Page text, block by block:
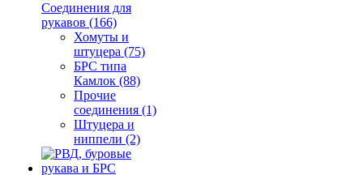
Соединения для
рукавов (166)
Хомуты и
штуцера (75)
БРС типа
Камлок (88)
Прочие
соединения (1)
Штуцера и
ниппели (2)